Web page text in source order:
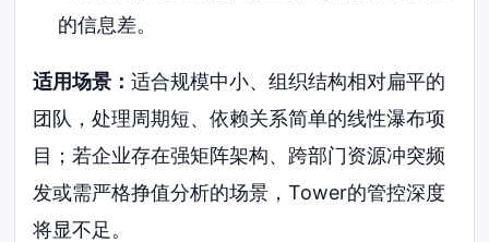
的信息差。
适用场景：适合规模中小、组织结构相对扁平的
团队，处理周期短、依赖关系简单的线性瀑布项
目；若企业存在强矩阵架构、跨部门资源冲突频
发或需严格挣值分析的场景，Tower的管控深度
将显不足。